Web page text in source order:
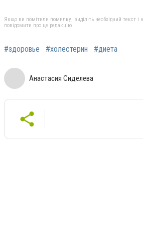
Якщо ви помітили помилку, виділіть необхідний текст і
повідомити про це редакцію
#здоровье #холестерин #диета
Анастасия Сиделева